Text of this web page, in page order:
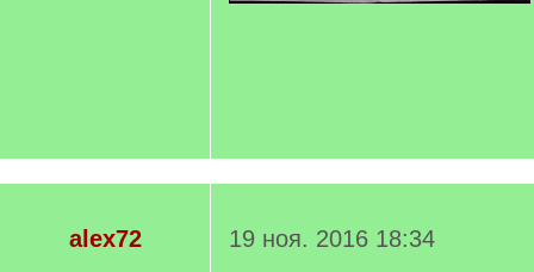
alex72
19 ноя. 2016 18:34